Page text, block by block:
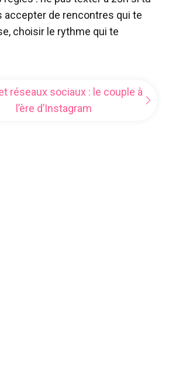
accepter de rencontres qui te
choisir le rythme qui te
réseaux sociaux : le couple à
l’ère d’Instagram